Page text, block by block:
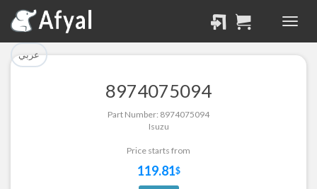
عربي
8974075094
Part Number: 8974075094
Isuzu
Price starts from
119.81$
تم إضافة القطعة بنجاح.
Part Successfully
Selected
تم إضافة القطعة للسلة
بنجاح.
Part Added to Cart